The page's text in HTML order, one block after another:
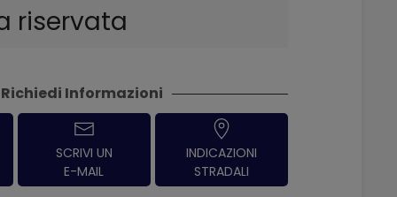
riservata
Richiedi Informazioni
SCRIVI UN
E-MAIL
INDICAZIONI
STRADALI